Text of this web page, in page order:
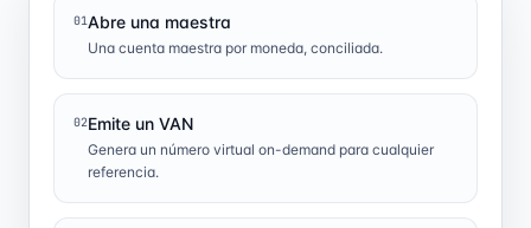
01Abre una maestra
Una cuenta maestra por moneda, conciliada.
02Emite un VAN
Genera un número virtual on-demand para cualquier
referencia.